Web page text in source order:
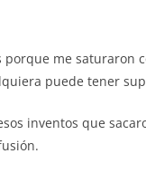
porque me saturaron
puede tener
inventos que